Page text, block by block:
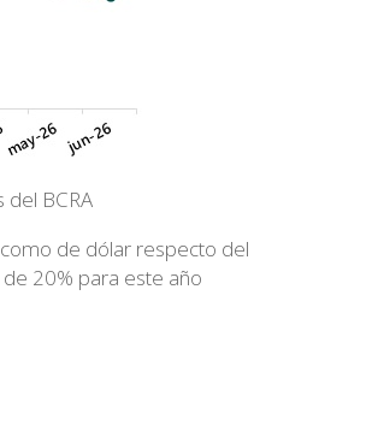
del BCRA
de dólar respecto del
20% para este año